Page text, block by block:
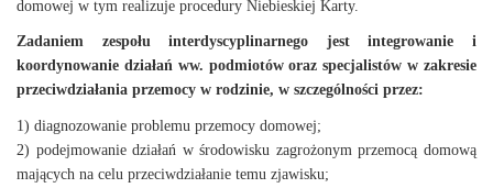
domowej w tym realizuje procedury Niebieskiej Karty.
Zadaniem zespołu interdyscyplinarnego jest integrowanie i
koordynowanie działań ww. podmiotów oraz specjalistów w zakresie
przeciwdziałania przemocy w rodzinie, w szczególności przez:
1) diagnozowanie problemu przemocy domowej;
2) podejmowanie działań w środowisku zagrożonym przemocą domową
mających na celu przeciwdziałanie temu zjawisku;